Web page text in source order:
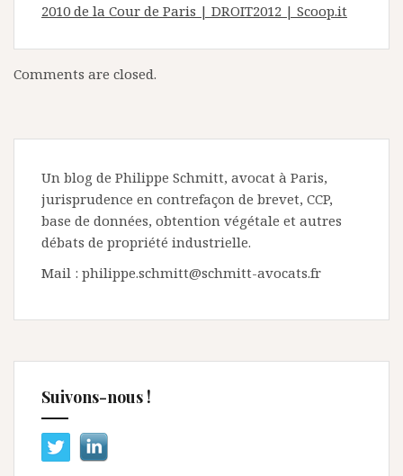
2010 de la Cour de Paris | DROIT2012 | Scoop.it
Comments are closed.
Un blog de Philippe Schmitt, avocat à Paris,
jurisprudence en contrefaçon de brevet, CCP,
base de données, obtention végétale et autres
débats de propriété industrielle.
Mail : philippe.schmitt@schmitt-avocats.fr
Suivons-nous !